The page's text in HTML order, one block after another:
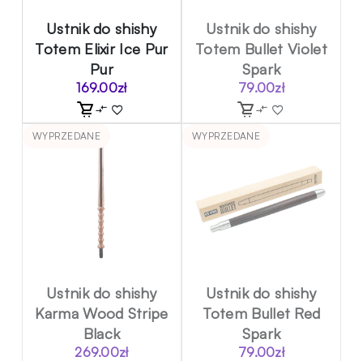
Ustnik do shishy
Totem Elixir Ice Pur
Pur
169.00zł
Ustnik do shishy
Totem Bullet Violet
Spark
79.00zł
WYPRZEDANE
Ustnik do shishy
Karma Wood Stripe
Black
269.00zł
WYPRZEDANE
Ustnik do shishy
Totem Bullet Red
Spark
79.00zł